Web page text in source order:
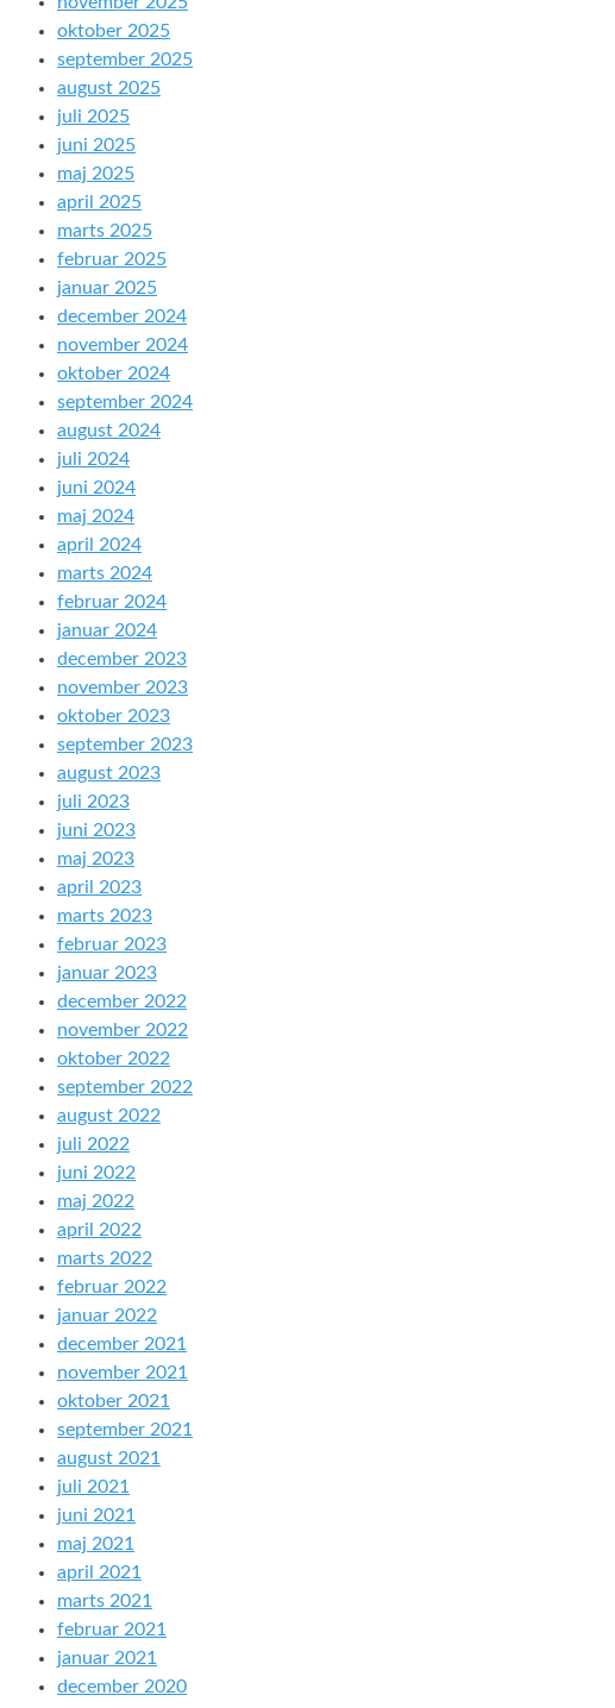
oktober 2025
september 2025
august 2025
juli 2025
juni 2025
maj 2025
april 2025
marts 2025
februar 2025
januar 2025
december 2024
november 2024
oktober 2024
september 2024
august 2024
juli 2024
juni 2024
maj 2024
april 2024
marts 2024
februar 2024
januar 2024
december 2023
november 2023
oktober 2023
september 2023
august 2023
juli 2023
juni 2023
maj 2023
april 2023
marts 2023
februar 2023
januar 2023
december 2022
november 2022
oktober 2022
september 2022
august 2022
juli 2022
juni 2022
maj 2022
april 2022
marts 2022
februar 2022
januar 2022
december 2021
november 2021
oktober 2021
september 2021
august 2021
juli 2021
juni 2021
maj 2021
april 2021
marts 2021
februar 2021
januar 2021
december 2020